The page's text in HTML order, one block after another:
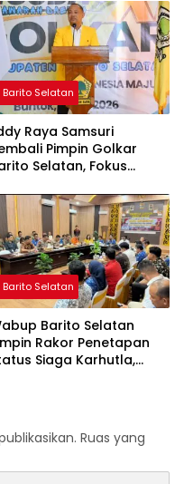
Barito Selatan
Raya Samsuri
Pimpin Golkar
Selatan, Fokus
Agenda Politik
Barito Selatan
Barito Selatan
Rakor Penetapan
Siaga Karhutla,
Ruas yang